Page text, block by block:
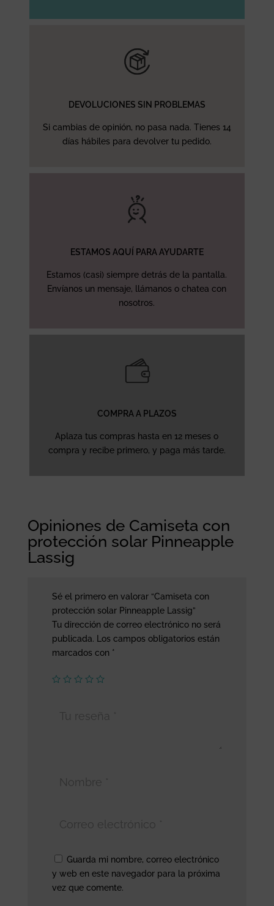
DEVOLUCIONES SIN PROBLEMAS
Si cambias de opinión, no pasa nada. Tienes 14
días hábiles para devolver tu pedido.
ESTAMOS AQUÍ PARA AYUDARTE
Estamos (casi) siempre detrás de la pantalla.
Envíanos un mensaje, llámanos o chatea con
nosotros.
COMPRA A PLAZOS
Aplaza tus compras hasta en 12 meses o
compra y recibe primero, y paga más tarde.
Opiniones de Camiseta con
protección solar Pinneapple
Lassig
Sé el primero en valorar “Camiseta con
protección solar Pinneapple Lassig”
Tu dirección de correo electrónico no será
publicada. Los campos obligatorios están
marcados con *
Guarda mi nombre, correo electrónico
y web en este navegador para la próxima
vez que comente.